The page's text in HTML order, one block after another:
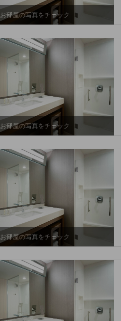
お部屋の写真をチェック
お部屋の写真をチェック
お部屋の写真をチェック